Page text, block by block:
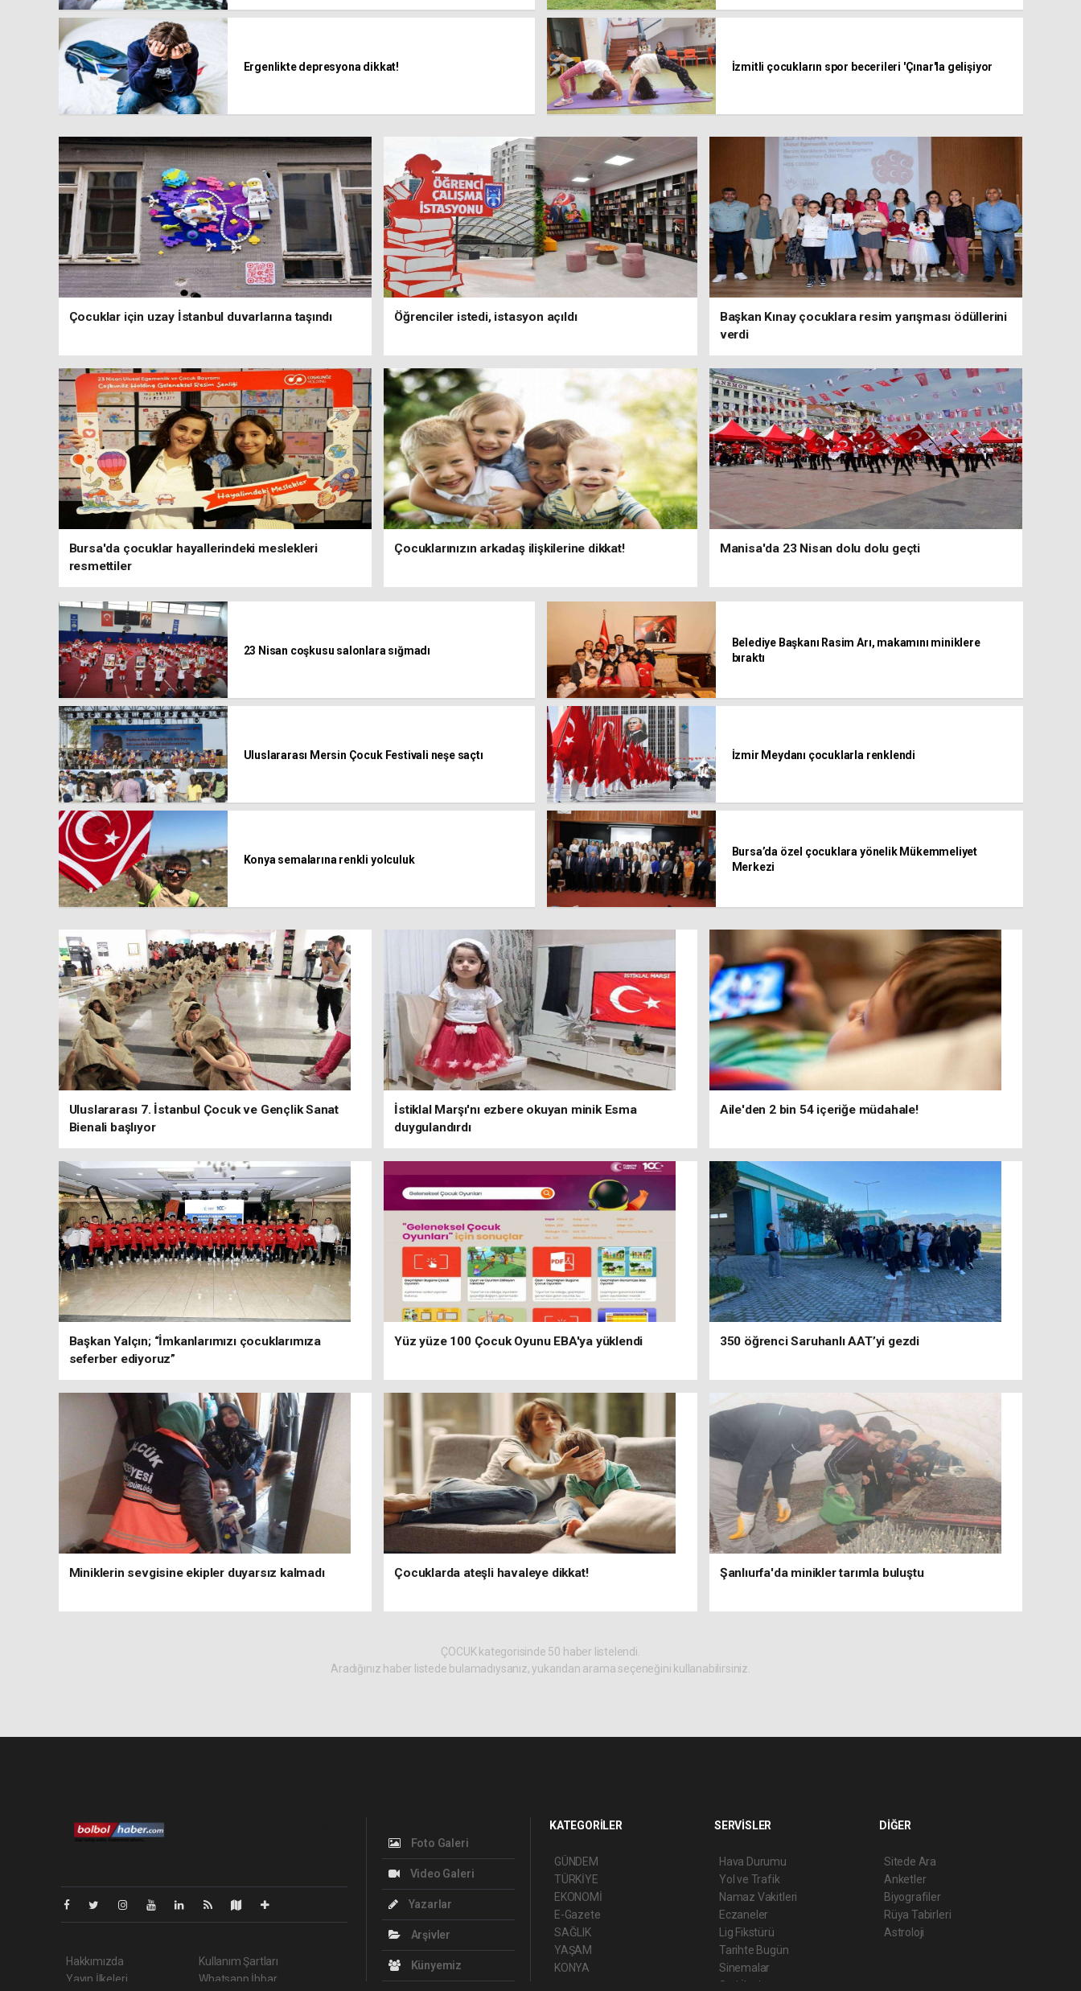
Ergenlikte depresyona dikkat! İzmitli çocukların spor becerileri 'Çınar'la gelişiyor
Çocuklar için uzay İstanbul duvarlarına taşındı Öğrenciler istedi, istasyon açıldı
Başkan Kınay çocuklara resim yarışması ödüllerini
verdi
Bursa'da çocuklar hayallerindeki meslekleri
resmettiler
Çocuklarınızın arkadaş ilişkilerine dikkat! Manisa'da 23 Nisan dolu dolu geçti
23 Nisan coşkusu salonlara sığmadı
Belediye Başkanı Rasim Arı, makamını miniklere
bıraktı
Uluslararası Mersin Çocuk Festivali neşe saçtı İzmir Meydanı çocuklarla renklendi
Konya semalarına renkli yolculuk
Bursa’da özel çocuklara yönelik Mükemmeliyet
Merkezi
Uluslararası 7. İstanbul Çocuk ve Gençlik Sanat
Bienali başlıyor
İstiklal Marşı'nı ezbere okuyan minik Esma
duygulandırdı
Aile'den 2 bin 54 içeriğe müdahale!
Başkan Yalçın; “İmkanlarımızı çocuklarımıza
seferber ediyoruz”
Yüz yüze 100 Çocuk Oyunu EBA'ya yüklendi 350 öğrenci Saruhanlı AAT’yi gezdi
Miniklerin sevgisine ekipler duyarsız kalmadı Çocuklarda ateşli havaleye dikkat! Şanlıurfa'da minikler tarımla buluştu
ÇOCUK kategorisinde 50 haber listelendi.
Aradığınız haber listede bulamadıysanız, yukarıdan arama seçeneğini kullanabilirsiniz.
Hakkımızda
Yayın İlkeleri
Kullanım Şartları
Whatsapp İhbar
Foto Galeri
Video Galeri
Yazarlar
Arşivler
Künyemiz
KATEGORİLER
GÜNDEM
TÜRKİYE
EKONOMİ
E-Gazete
SAĞLIK
YAŞAM
KONYA
SERVİSLER
Hava Durumu
Yol ve Trafik
Namaz Vakitleri
Eczaneler
Lig Fikstürü
Tarihte Bugün
Sinemalar
Seri İlanlar
DİĞER
Sitede Ara
Anketler
Biyografiler
Rüya Tabirleri
Astroloji